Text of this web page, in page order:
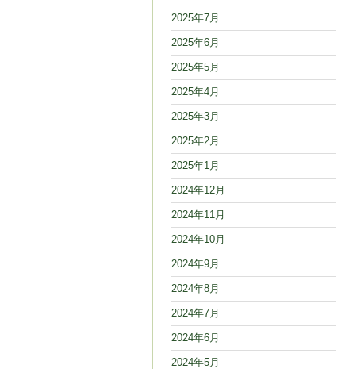
2025年7月
2025年6月
2025年5月
2025年4月
2025年3月
2025年2月
2025年1月
2024年12月
2024年11月
2024年10月
2024年9月
2024年8月
2024年7月
2024年6月
2024年5月